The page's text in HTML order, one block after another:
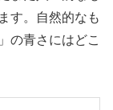
す。自然的なも
の青さにはどこ